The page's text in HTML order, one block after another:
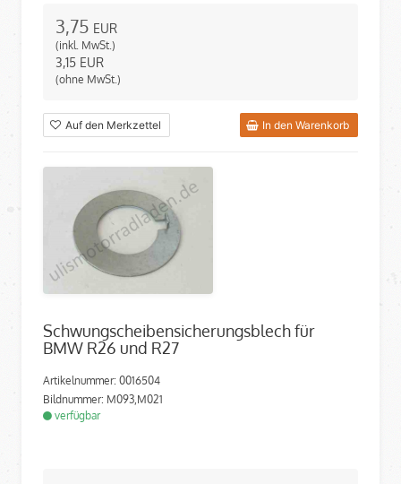
3,75 EUR
(inkl. MwSt.)
3,15 EUR
(ohne MwSt.)
Auf den Merkzettel In den Warenkorb
Schwungscheibensicherungsblech für
BMW R26 und R27
Artikelnummer: 0016504
Bildnummer: M093,M021
verfügbar